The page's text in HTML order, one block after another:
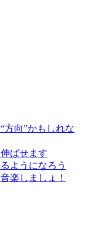
方向”かもしれな
ばせます
ようになろう
楽しましょ！